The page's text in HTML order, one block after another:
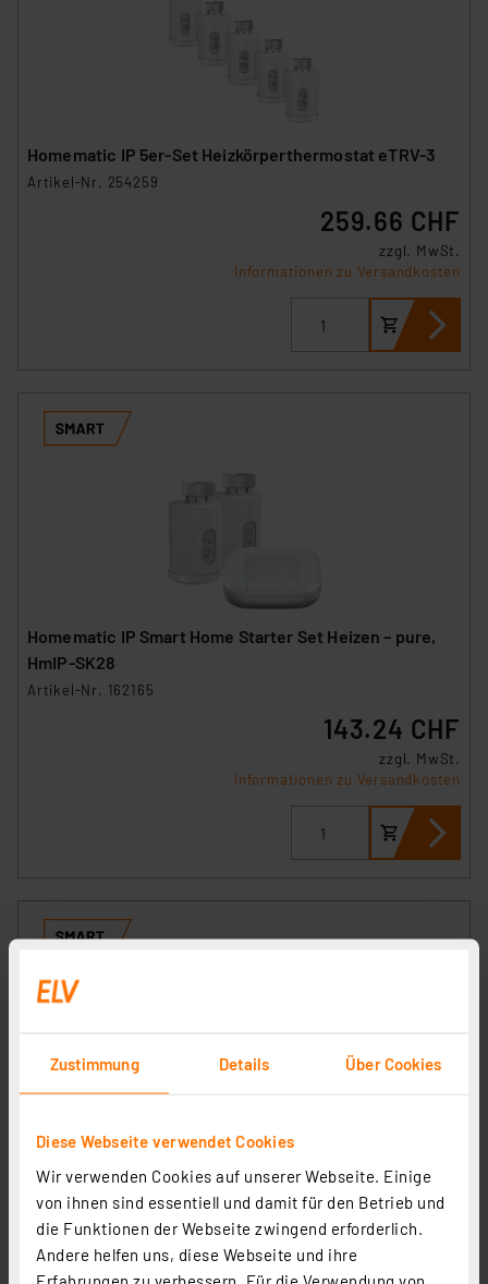
Zustimmung Details Über Cookies
Diese Webseite verwendet Cookies
Wir verwenden Cookies auf unserer Webseite. Einige
von ihnen sind essentiell und damit für den Betrieb und
die Funktionen der Webseite zwingend erforderlich.
Andere helfen uns, diese Webseite und ihre
Erfahrungen zu verbessern. Für die Verwendung von
Homematic IP 5er-Set Heizkörperthermostat eTRV-3
Artikel-Nr. 254259
259.66 CHF
zzgl. MwSt.
Informationen zu Versandkosten
Homematic IP Smart Home Starter Set Heizen – pure,
HmIP-SK28
Artikel-Nr. 162165
143.24 CHF
zzgl. MwSt.
Informationen zu Versandkosten
Homematic IP Smart Home Set Raumklima mit Access
Point 2, 4 Heizkörperthermostate
Artikel-Nr. 258585
141.36 CHF